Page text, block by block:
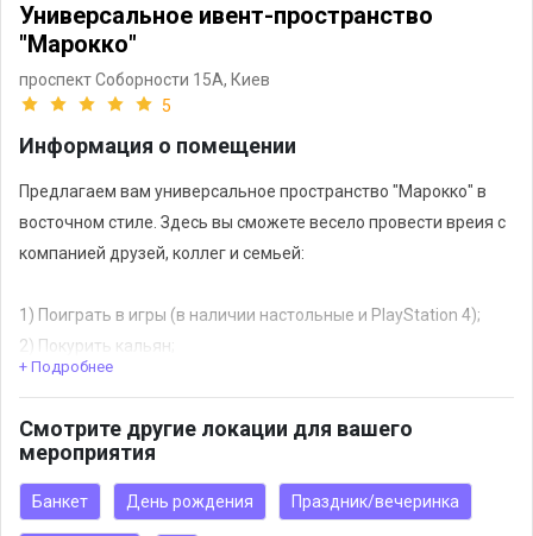
Универсальное ивент-пространство
"Марокко"
проспект Соборности 15А, Киев
5
Информация о помещении
Предлагаем вам универсальное пространство "Марокко" в
восточном стиле. Здесь вы сможете весело провести вреия с
компанией друзей, коллег и семьей:
1) Поиграть в игры (в наличии настольные и PlayStation 4);
2) Покурить кальян;
3) Посмотреть фильм (104" диагональ);
5) Воспользоваться СПА услугами (парение, массаж,
веничный массаж, скраб и многое другое!);
6) Покупаться в бассейне (1.5м глубина; 30 кв.м.; комфортная
температура воды для купания с детьми).
+ Подробнее
Смотрите другие локации для вашего
мероприятия
Банкет День рождения Праздник/вечеринка